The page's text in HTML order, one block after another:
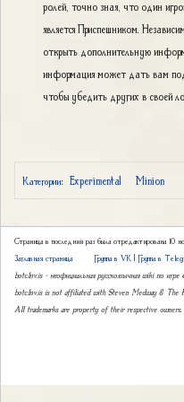
ролей, точно зная, что один
является Приспешником.
открыть дополнительную
информация может дать вам
чтобы убедить других в своей
Категории: Experimental Minion
Страница в последний раз была отредактирована 10
Заглавная страница
Группа в VK | Группа в
botc.1nv.is – неофициальная русскоязычная wiki по
botc.1nv.is is not affiliated with Steven Medway & The
All trademarks are property of their respective owners.